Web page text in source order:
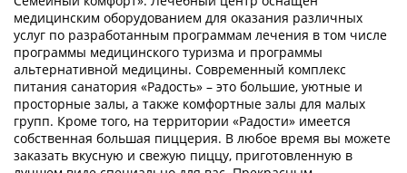
медицинским оборудованием для оказания различных
услуг по разработанным программам лечения в том числе
программы медицинского туризма и программы
альтернативной медицины. Современный комплекс
питания санатория «Радость» – это большие, уютные и
просторные залы, а также комфортные залы для малых
групп. Кроме того, на территории «Радости» имеется
собственная большая пиццерия. В любое время вы можете
заказать вкусную и свежую пиццу, приготовленную в